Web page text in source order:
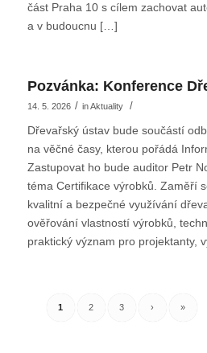
část Praha 10 s cílem zachovat
a v budoucnu […]
Pozvánka: Konference
14. 5. 2026 / inAktuality /
Dřevařský ústav bude součástí
na věčné časy, kterou pořádá
Zastupovat ho bude auditor Petr
téma Certifikace výrobků. Zaměří
kvalitní a bezpečné využívání
ověřování vlastností výrobků,
praktický význam pro projektanty,
1 2 3 › »